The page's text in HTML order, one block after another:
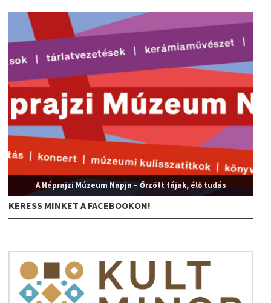
A Néprajzi Múzeum Napja – Őrzött tájak, élő tudás
KERESS MINKET A FACEBOOKON!